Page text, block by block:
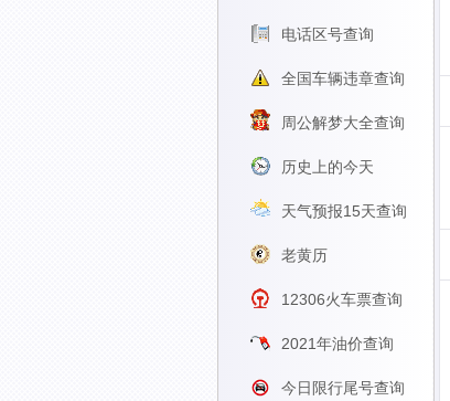
电话区号查询
全国车辆违章查询
周公解梦大全查询
历史上的今天
天气预报15天查询
老黄历
12306火车票查询
2021年油价查询
今日限行尾号查询